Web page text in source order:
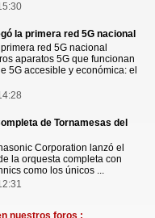
la primera red 5G nacional
red 5G nacional
aparatos 5G que funcionan
5G accesible y económica: el
de Tornamesas del
Corporation lanzó el
la orquesta completa con
como los únicos ...
nuestros foros :